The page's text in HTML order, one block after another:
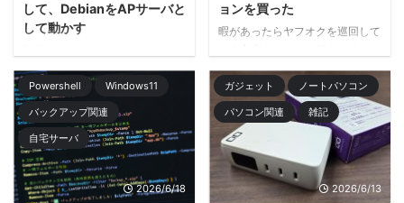
して、DebianをAPサーバと
して動かす
Laravelを触っているのですが、
今回はWindows側に置いたソー
スコードをそのまま利用しつつ、
Linux側をAPサーバとして動かす
構成を試してみました。（CI/CD
の構成組んでも良いですが、色々
異な事情があって今回は横着構成
をします） 構成はこんな感じで
ョンを買った
暇があったらヤフオクを巡回して
中古VAIOを買ってからというも
の、VAIO関連の周辺機器もつい
探してしまうようになりました。
今回見つけたのは、VAIO純正の
Type-Cドッキングステーション
です。型番は VJ8PRA2。ヤフオ
クで中古品として出ていたものを
落札しました。落札価格は 3,370
Powershell Windows11
バックアップ関連
自宅サーバ
2026/6/18
ガジェット ノートパソコン
パソコン関連 雑記
2026/6/13